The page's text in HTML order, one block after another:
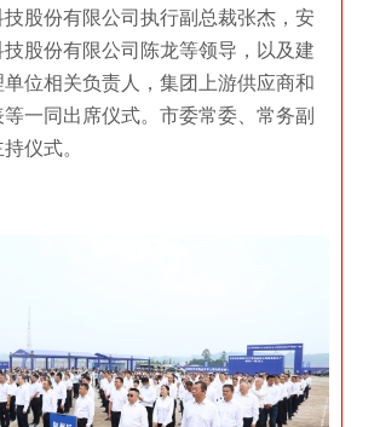
股份有限公司执行副总裁张杰，安
股份有限公司陈龙等领导，以及建
位相关负责人，集团上游供应商和
一同出席仪式。市委常委、常务副
仪式。